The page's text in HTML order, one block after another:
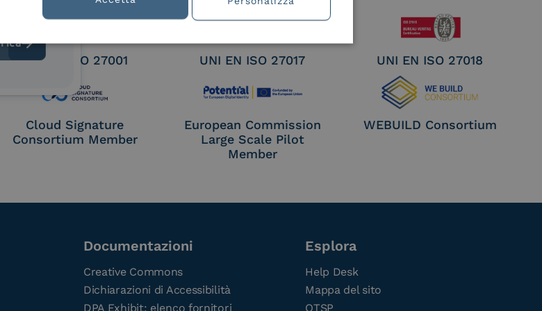
UNI EN ISO 27001 UNI EN ISO 27017 UNI EN ISO 27018
Cloud Signature
Consortium Member
European Commission
Large Scale Pilot
Member
WEBUILD Consortium
Documentazioni
Creative Commons
Dichiarazioni di Accessibilità
DPA Exhibit: elenco fornitori
Esplora
Help Desk
Mappa del sito
QTSP